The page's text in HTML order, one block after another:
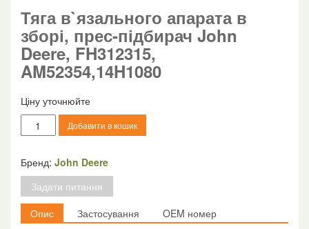
Тяга в`язального апарата в
зборі, прес-підбирач John
Deere, FH312315,
AM52354,14H1080
Ціну уточнюйте
Тяга
в`язального
в
зборі,
прес-
підбирач
John
Добавити в кошик
Бренд: John Deere
Задати питання
Опис
Застосування
OEM номер